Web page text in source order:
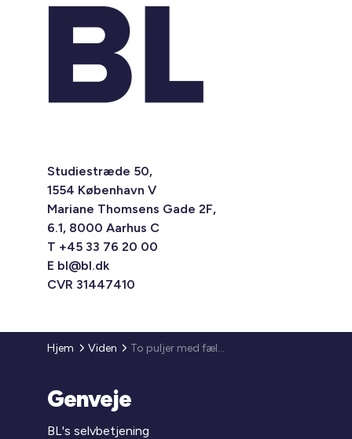
Studiestræde 50,
1554 København V
Mariane Thomsens Gade 2F,
6.1, 8000 Aarhus C
T +45 33 76 20 00
E bl@bl.dk
CVR 31447410
Hjem Viden To puljer med fælles formål: Sociale viceværter i almene boligområder
Genveje
BL's selvbetjening